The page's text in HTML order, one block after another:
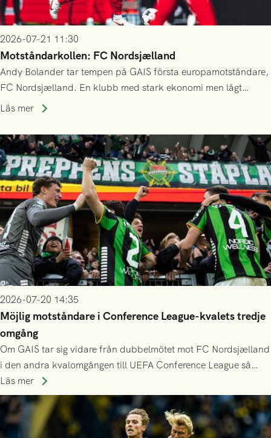
2026-07-21 11:30
Motståndarkollen: FC Nordsjælland
Andy Bolander tar tempen på GAIS första europamotståndare,
FC Nordsjælland. En klubb med stark ekonomi men lågt
publiksnitt, ett lag med både kollektiv styrka och individuell
Läs mer
2026-07-20 14:35
Möjlig motståndare i Conference League-kvalets tredje
omgång
Om GAIS tar sig vidare från dubbelmötet mot FC Nordsjælland
i den andra kvalomgången till UEFA Conference League så
spelas den tredje kvalomgången kort därpå. Motståndare blir
då vinnaren i mötet mellan isländska Valur och HŠK Zrinjski
Mostar från Bosnien och Hercegovina.
Läs mer